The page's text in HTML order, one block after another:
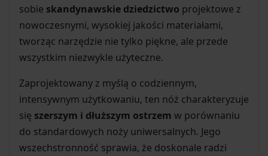
sobie skandynawskie dziedzictwo projektowe z
nowoczesnymi, wysokiej jakości materiałami,
tworząc narzędzie nie tylko piękne, ale przede
wszystkim niezwykle użyteczne.
Zaprojektowany z myślą o codziennym,
intensywnym użytkowaniu, ten nóż charakteryzuje
się szerszym i dłuższym ostrzem w porównaniu
do standardowych noży uniwersalnych. Jego
wszechstronność sprawia, że doskonale radzi